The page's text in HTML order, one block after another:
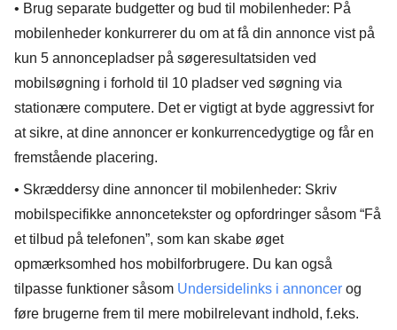
• Brug separate budgetter og bud til mobilenheder: På
mobilenheder konkurrerer du om at få din annonce vist på
kun 5 annoncepladser på søgeresultatsiden ved
mobilsøgning i forhold til 10 pladser ved søgning via
stationære computere. Det er vigtigt at byde aggressivt for
at sikre, at dine annoncer er konkurrencedygtige og får en
fremstående placering.
• Skræddersy dine annoncer til mobilenheder: Skriv
mobilspecifikke annoncetekster og opfordringer såsom “Få
et tilbud på telefonen”, som kan skabe øget
opmærksomhed hos mobilforbrugere. Du kan også
tilpasse funktioner såsom Undersidelinks i annoncer og
føre brugerne frem til mere mobilrelevant indhold, f.eks.